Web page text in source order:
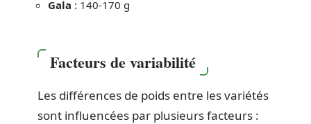
Gala : 140-170 g
Facteurs de variabilité
Les différences de poids entre les variétés
sont influencées par plusieurs facteurs :